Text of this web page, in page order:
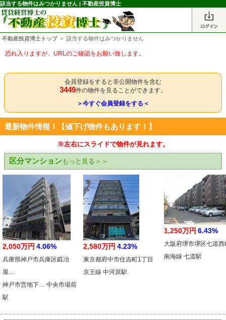
該当する物件はみつかりません | 不動産投資博士
不動産投資博士トップ＞ 該当する物件はみつかりません
恐れ入りますが、URLのご確認をお願い致します。
会員登録をすると非公開物件を含む
3449件の物件を見ることができます。
＞今すぐ会員登録をする＜
最新物件情報！【値下げ物件もあります！】
※左右にスライドで物件が見れます。
区分マンションもっと見る＞＞
2,050万円 4.06%
兵庫県神戸市兵庫区鍛冶
屋…
神戸市営地下… 中央市場前
駅
2,580万円 4.23%
東京都府中市住吉町1丁目
京王線 中河原駅
1,250万円 6.43%
大阪府堺市堺区七道西
南海線 七道駅